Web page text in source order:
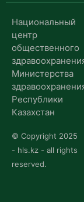
Национальный
центр
общественного
Министерства
Республики
Казахстан
© Copyright 2025
- hls.kz - all rights
reserved.